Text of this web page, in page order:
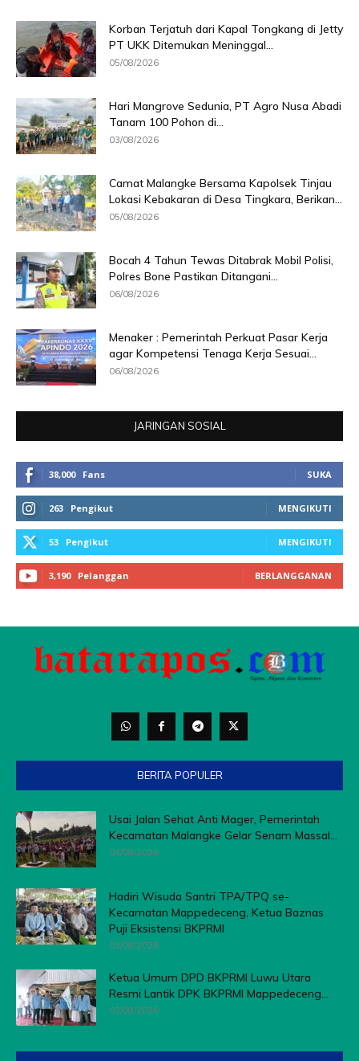
BERITA POPULER
Usai Jalan Sehat Anti Mager, Pemerintah
Kecamatan Malangke Gelar Senam Massal...
04/08/2026
Hadiri Wisuda Santri TPA/TPQ se-
Kecamatan Mappedeceng, Ketua Baznas
Puji Eksistensi BKPRMI
03/08/2026
Ketua Umum DPD BKPRMI Luwu Utara
Resmi Lantik DPK BKPRMI Mappedeceng...
03/08/2026